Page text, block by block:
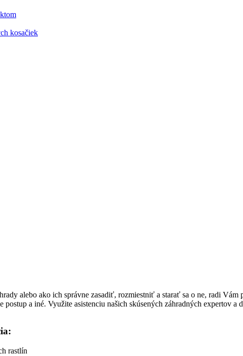
kosačiek
alebo ako ich správne zasadiť, rozmiestniť a starať sa o ne, radi
a iné. Využite asistenciu našich skúsených záhradných expertov
rastlín